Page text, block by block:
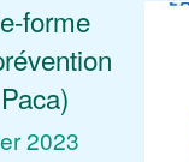
forme
2023